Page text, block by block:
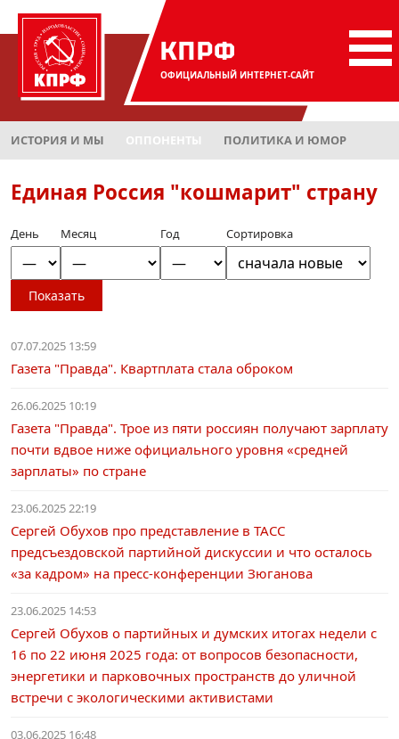
КПРФ
ОФИЦИАЛЬНЫЙ ИНТЕРНЕТ-САЙТ
ИСТОРИЯ И МЫ ОППОНЕНТЫ ПОЛИТИКА И ЮМОР
Единая Россия "кошмарит" страну
День Месяц Год Сортировка
Показать
07.07.2025 13:59
Газета "Правда". Квартплата стала оброком
26.06.2025 10:19
Газета "Правда". Трое из пяти россиян получают зарплату
почти вдвое ниже официального уровня «средней
зарплаты» по стране
23.06.2025 22:19
Сергей Обухов про представление в ТАСС
предсъездовской партийной дискуссии и что осталось
«за кадром» на пресс-конференции Зюганова
23.06.2025 14:53
Сергей Обухов о партийных и думских итогах недели с
16 по 22 июня 2025 года: от вопросов безопасности,
энергетики и парковочных пространств до уличной
встречи с экологическими активистами
03.06.2025 16:48